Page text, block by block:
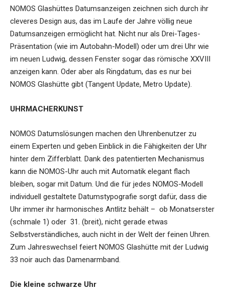
NOMOS Glashüttes Datumsanzeigen zeichnen sich durch ihr
cleveres Design aus, das im Laufe der Jahre völlig neue
Datumsanzeigen ermöglicht hat. Nicht nur als Drei-Tages-
Präsentation (wie im Autobahn-Modell) oder um drei Uhr wie
im neuen Ludwig, dessen Fenster sogar das römische XXVIII
anzeigen kann. Oder aber als Ringdatum, das es nur bei
NOMOS Glashütte gibt (Tangent Update, Metro Update).
UHRMACHERKUNST
NOMOS Datumslösungen machen den Uhrenbenutzer zu
einem Experten und geben Einblick in die Fähigkeiten der Uhr
hinter dem Zifferblatt. Dank des patentierten Mechanismus
kann die NOMOS-Uhr auch mit Automatik elegant flach
bleiben, sogar mit Datum. Und die für jedes NOMOS-Modell
individuell gestaltete Datumstypografie sorgt dafür, dass die
Uhr immer ihr harmonisches Antlitz behält – ob Monatserster
(schmale 1) oder 31. (breit), nicht gerade etwas
Selbstverständliches, auch nicht in der Welt der feinen Uhren.
Zum Jahreswechsel feiert NOMOS Glashütte mit der Ludwig
33 noir auch das Damenarmband.
Die kleine schwarze Uhr